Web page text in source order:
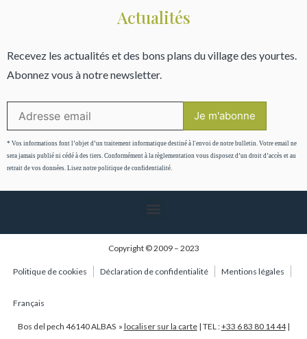
Actualités
Recevez les actualités et des bons plans du village des yourtes.
Abonnez vous à notre newsletter.
* Vos informations font l’objet d’un traitement informatique destiné à l'envoi de notre bulletin. Votre email ne
sera jamais publié ni cédé à des tiers. Conformément à la règlementation vous disposez d’un droit d’accès et au
retrait de vos données. Lisez notre politique de confidentialité.
Copyright © 2009 – 2023
Politique de cookies Déclaration de confidentialité Mentions légales
Français
Bos del pech 46140 ALBAS » localiser sur la carte| TEL :+33 6 83 80 14 44|